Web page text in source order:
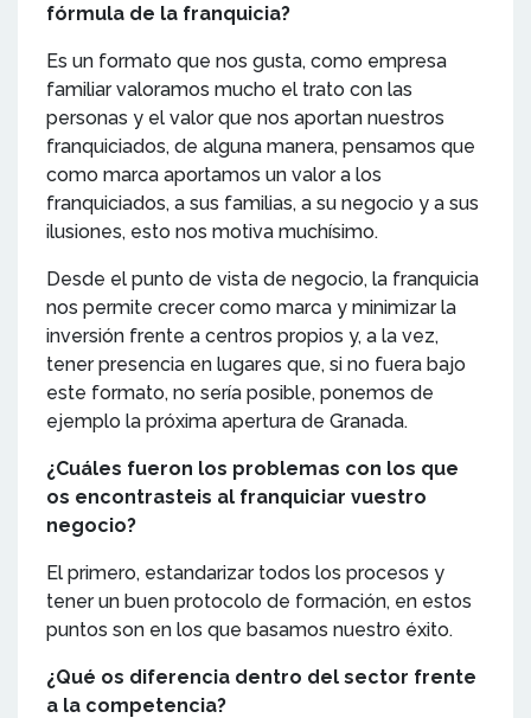
fórmula de la franquicia?
Es un formato que nos gusta, como empresa
familiar valoramos mucho el trato con las
personas y el valor que nos aportan nuestros
franquiciados, de alguna manera, pensamos que
como marca aportamos un valor a los
franquiciados, a sus familias, a su negocio y a sus
ilusiones, esto nos motiva muchísimo.
Desde el punto de vista de negocio, la franquicia
nos permite crecer como marca y minimizar la
inversión frente a centros propios y, a la vez,
tener presencia en lugares que, si no fuera bajo
este formato, no sería posible, ponemos de
ejemplo la próxima apertura de Granada.
¿Cuáles fueron los problemas con los que
os encontrasteis al franquiciar vuestro
negocio?
El primero, estandarizar todos los procesos y
tener un buen protocolo de formación, en estos
puntos son en los que basamos nuestro éxito.
¿Qué os diferencia dentro del sector frente
a la competencia?